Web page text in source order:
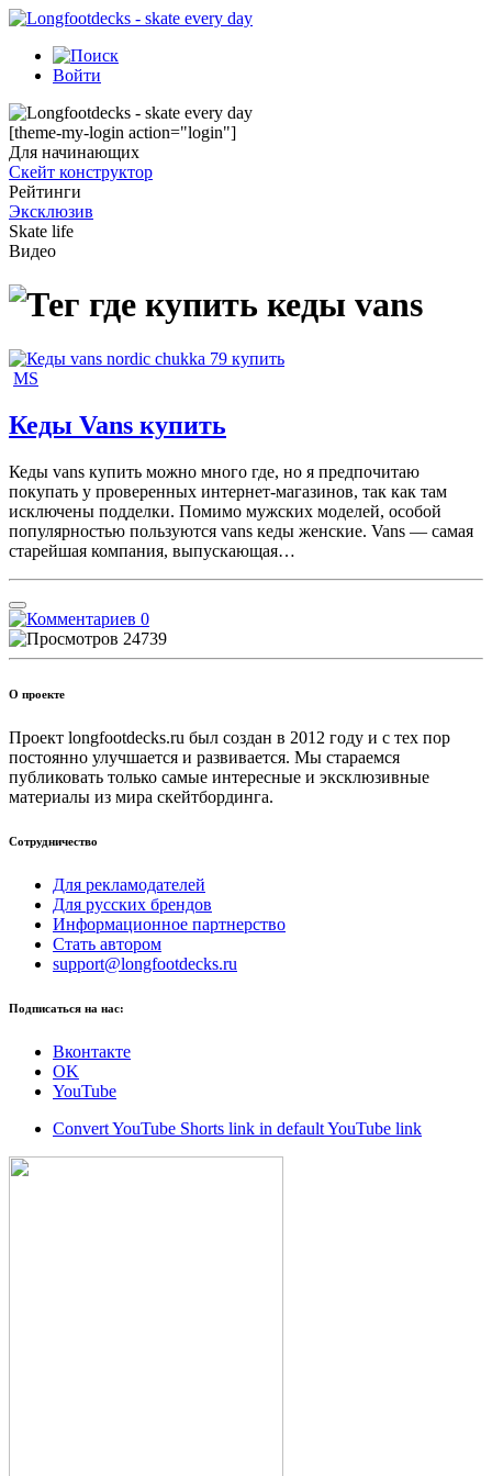
Войти
[theme-my-login action="login"]
Для начинающих
Скейт конструктор
Рейтинги
Эксклюзив
Skate life
Видео
где купить кеды vans
MS
Кеды Vans купить
Кеды vans купить можно много где, но я предпочитаю
покупать у проверенных интернет-магазинов, так как там
исключены подделки. Помимо мужских моделей, особой
популярностью пользуются vans кеды женские. Vans — самая
старейшая компания, выпускающая…
0
24739
О проекте
Проект longfootdecks.ru был создан в 2012 году и с тех пор
постоянно улучшается и развивается. Мы стараемся
публиковать только самые интересные и эксклюзивные
материалы из мира скейтбординга.
Сотрудничество
Для рекламодателей
Для русских брендов
Информационное партнерство
Стать автором
support@longfootdecks.ru
Подписаться на нас:
Вконтакте
OK
YouTube
Convert YouTube Shorts link in default YouTube link